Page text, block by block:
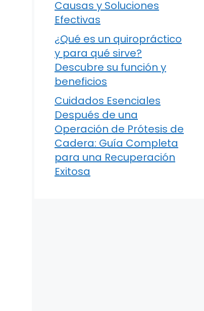
Causas y Soluciones
Efectivas
¿Qué es un quiropráctico
y para qué sirve?
Descubre su función y
beneficios
Cuidados Esenciales
Después de una
Operación de Prótesis de
Cadera: Guía Completa
para una Recuperación
Exitosa